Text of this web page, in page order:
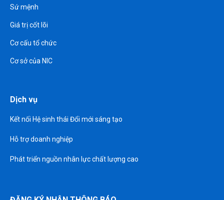
Sứ mệnh
Giá trị cốt lõi
Cơ cấu tổ chức
Cơ sở của NIC
Dịch vụ
Kết nối Hệ sinh thái Đổi mới sáng tạo
Hỗ trợ doanh nghiệp
Phát triển nguồn nhân lực chất lượng cao